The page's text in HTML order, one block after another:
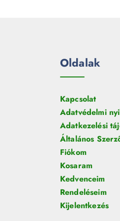
Oldalak
Kapcsolat
Adatvédelmi
Adatkezelési
Általános
Fiókom
Kosaram
Kedvenceim
Rendeléseim
Kijelentkezés